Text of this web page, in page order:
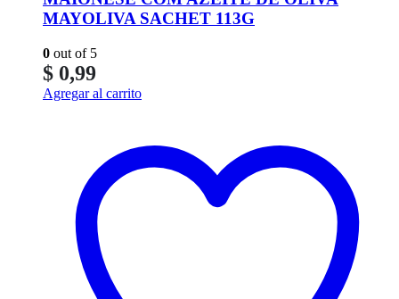
MAYOLIVA SACHET 113G
0 out of 5
$ 0,99
Agregar al carrito